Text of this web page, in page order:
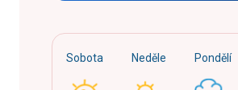
Sobota Neděle Pondělí